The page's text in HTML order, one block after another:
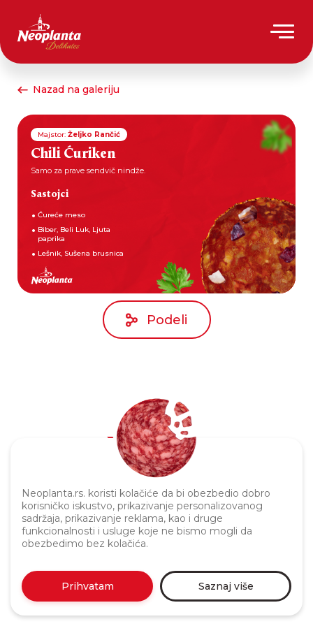
Neoplanta.rs. koristi kolačiće da bi obezbedio dobro
korisničko iskustvo, prikazivanje personalizovanog
sadržaja, prikazivanje reklama, kao i druge
funkcionalnosti i usluge koje ne bismo mogli da
obezbedimo bez kolačića.
Prihvatam Saznaj više
Nazad na galeriju
Majstor: Željko Rančić
Chili Ćuriken
Samo za prave sendvič nindže.
Sastojci
Ćureće meso
Biber, Beli Luk, Ljuta
paprika
Lešnik, Sušena brusnica
Podeli